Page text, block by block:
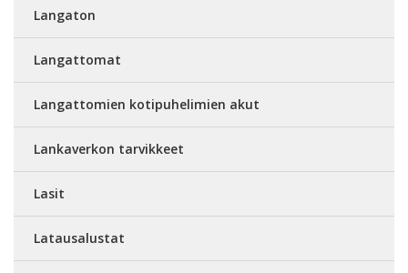
Langaton
Langattomat
Langattomien kotipuhelimien akut
Lankaverkon tarvikkeet
Lasit
Latausalustat